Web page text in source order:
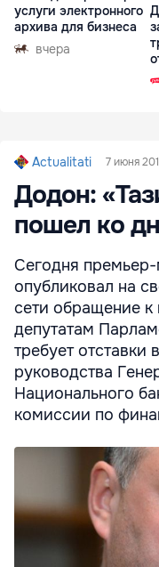
услуги электронного
архива для бизнеса
вчера
Actualitati 7 июня
Додон:
пошел ко
Сегодня
опубликовал на
сети обращение к
депутатам
требует отставки
руководства
Национального
комиссии по